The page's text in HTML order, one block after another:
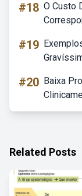
#18 O Custo
#19
#20 Baixa
Related Posts